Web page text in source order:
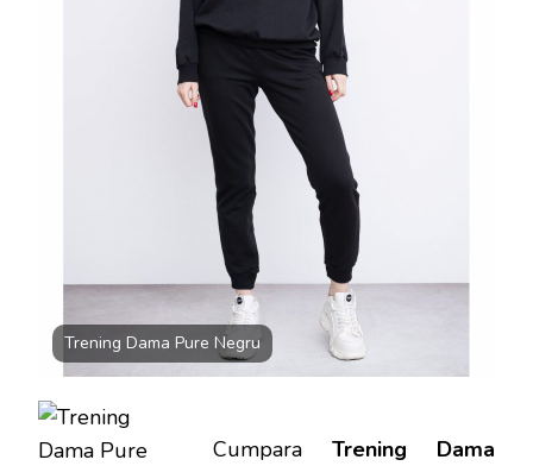
Trening Dama Pure Negru
Cumpara Trening Dama